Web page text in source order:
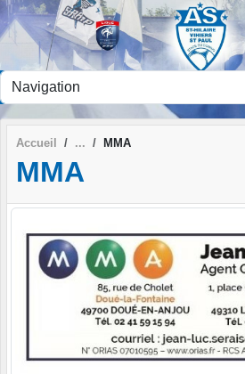
Accueil MMA
MMA
Panneau de gestion des cookies